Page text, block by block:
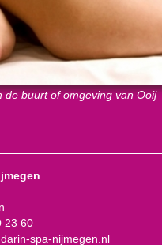
de buurt of omgeving van Ooij
23 60
spa-nijmegen.nl